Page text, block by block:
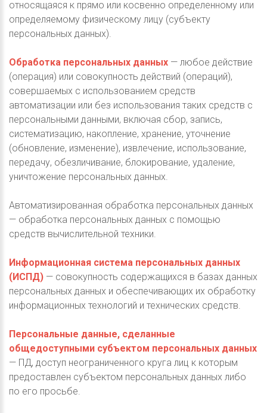
относящаяся к прямо или косвенно определенному или
определяемому физическому лицу (субъекту
персональных данных).
Обработка персональных данных — любое действие
(операция) или совокупность действий (операций),
совершаемых с использованием средств
автоматизации или без использования таких средств с
персональными данными, включая сбор, запись,
систематизацию, накопление, хранение, уточнение
(обновление, изменение), извлечение, использование,
передачу, обезличивание, блокирование, удаление,
уничтожение персональных данных.
Автоматизированная обработка персональных данных
— обработка персональных данных с помощью
средств вычислительной техники.
Информационная система персональных данных
(ИСПД) — совокупность содержащихся в базах данных
персональных данных и обеспечивающих их обработку
информационных технологий и технических средств.
Персональные данные, сделанные
общедоступными субъектом персональных данных
— ПД, доступ неограниченного круга лиц к которым
предоставлен субъектом персональных данных либо
по его просьбе.